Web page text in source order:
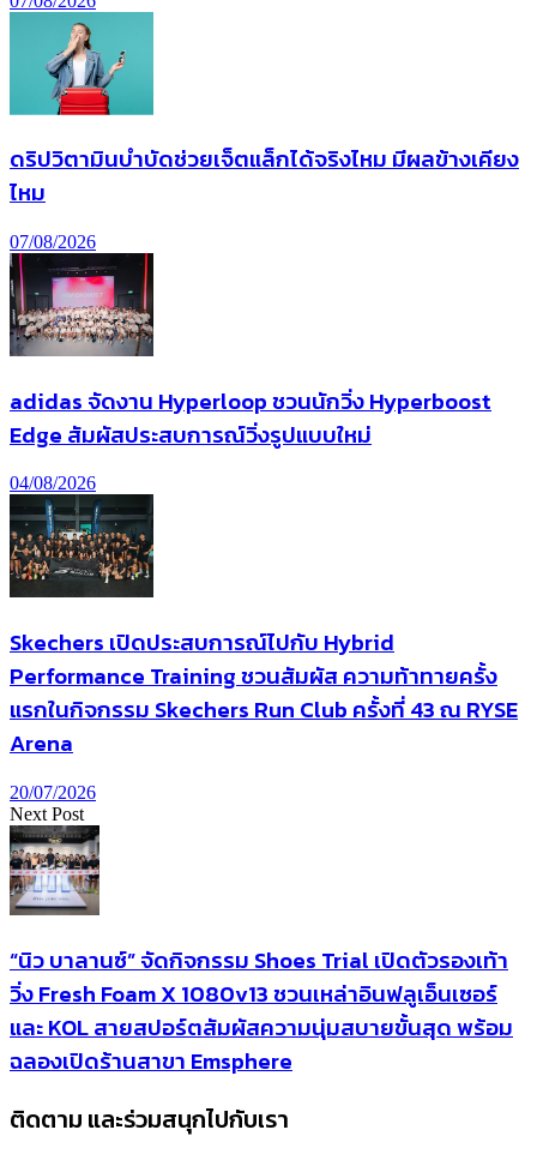
ดริปวิตามินบำบัดช่วยเจ็ตแล็กได้จริงไหม มีผลข้างเคียง
ไหม
07/08/2026
adidas จัดงาน Hyperloop ชวนนักวิ่ง Hyperboost
Edge สัมผัสประสบการณ์วิ่งรูปแบบใหม่
04/08/2026
Skechers เปิดประสบการณ์ไปกับ Hybrid
Performance Training ชวนสัมผัส ความท้าทายครั้ง
แรกในกิจกรรม Skechers Run Club ครั้งที่ 43 ณ RYSE
Arena
20/07/2026
Next Post
“นิว บาลานซ์” จัดกิจกรรม Shoes Trial เปิดตัวรองเท้า
วิ่ง Fresh Foam X 1080v13 ชวนเหล่าอินฟลูเอ็นเซอร์
และ KOL สายสปอร์ตสัมผัสความนุ่มสบายขั้นสุด พร้อม
ฉลองเปิดร้านสาขา Emsphere
ติดตาม และร่วมสนุกไปกับเรา